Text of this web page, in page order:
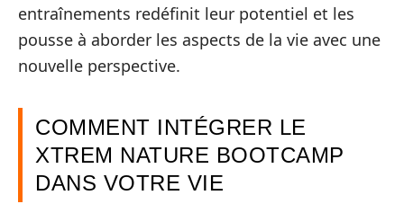
entraînements redéfinit leur potentiel et les
pousse à aborder les aspects de la vie avec une
nouvelle perspective.
COMMENT INTÉGRER LE
XTREM NATURE BOOTCAMP
DANS VOTRE VIE